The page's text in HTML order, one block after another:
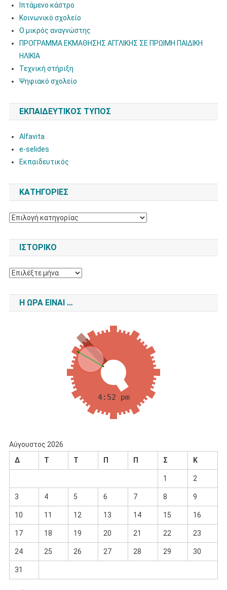
Ιπτάμενο κάστρο
Κοινωνικό σχολείο
Ο μικρός αναγνώστης
ΠΡΟΓΡΑΜΜΑ ΕΚΜΑΘΗΣΗΣ ΑΓΓΛΙΚΗΣ ΣΕ ΠΡΩΙΜΗ ΠΑΙΔΙΚΗ
ΗΛΙΚΙΑ
Τεχνική στήριξη
Ψηφιακό σχολείο
ΕΚΠΑΙΔΕΥΤΙΚΌΣ ΤΎΠΟΣ
Alfavita
e-selides
Εκπαιδευτικός
KΑΤΗΓΟΡΊΕΣ
Kατηγορίες
ΙΣΤΟΡΙΚΌ
Ιστορικό
Η ΏΡΑ ΕΊΝΑΙ …
Αύγουστος 2026
Δ
Τ Τ Π Π Σ Κ
1 2
3 4 5 6 7 8 9
10 11 12 13 14 15 16
17 18 19 20 21 22 23
24 25 26 27 28 29 30
31